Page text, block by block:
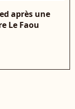
après une
Le Faou